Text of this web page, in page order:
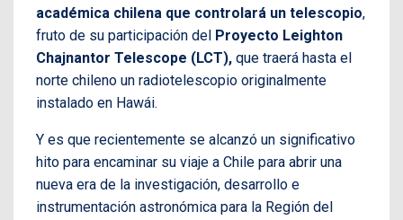
académica chilena que controlará un telescopio,
fruto de su participación del Proyecto Leighton
Chajnantor Telescope (LCT), que traerá hasta el
norte chileno un radiotelescopio originalmente
instalado en Hawái.
Y es que recientemente se alcanzó un significativo
hito para encaminar su viaje a Chile para abrir una
nueva era de la investigación, desarrollo e
instrumentación astronómica para la Región del